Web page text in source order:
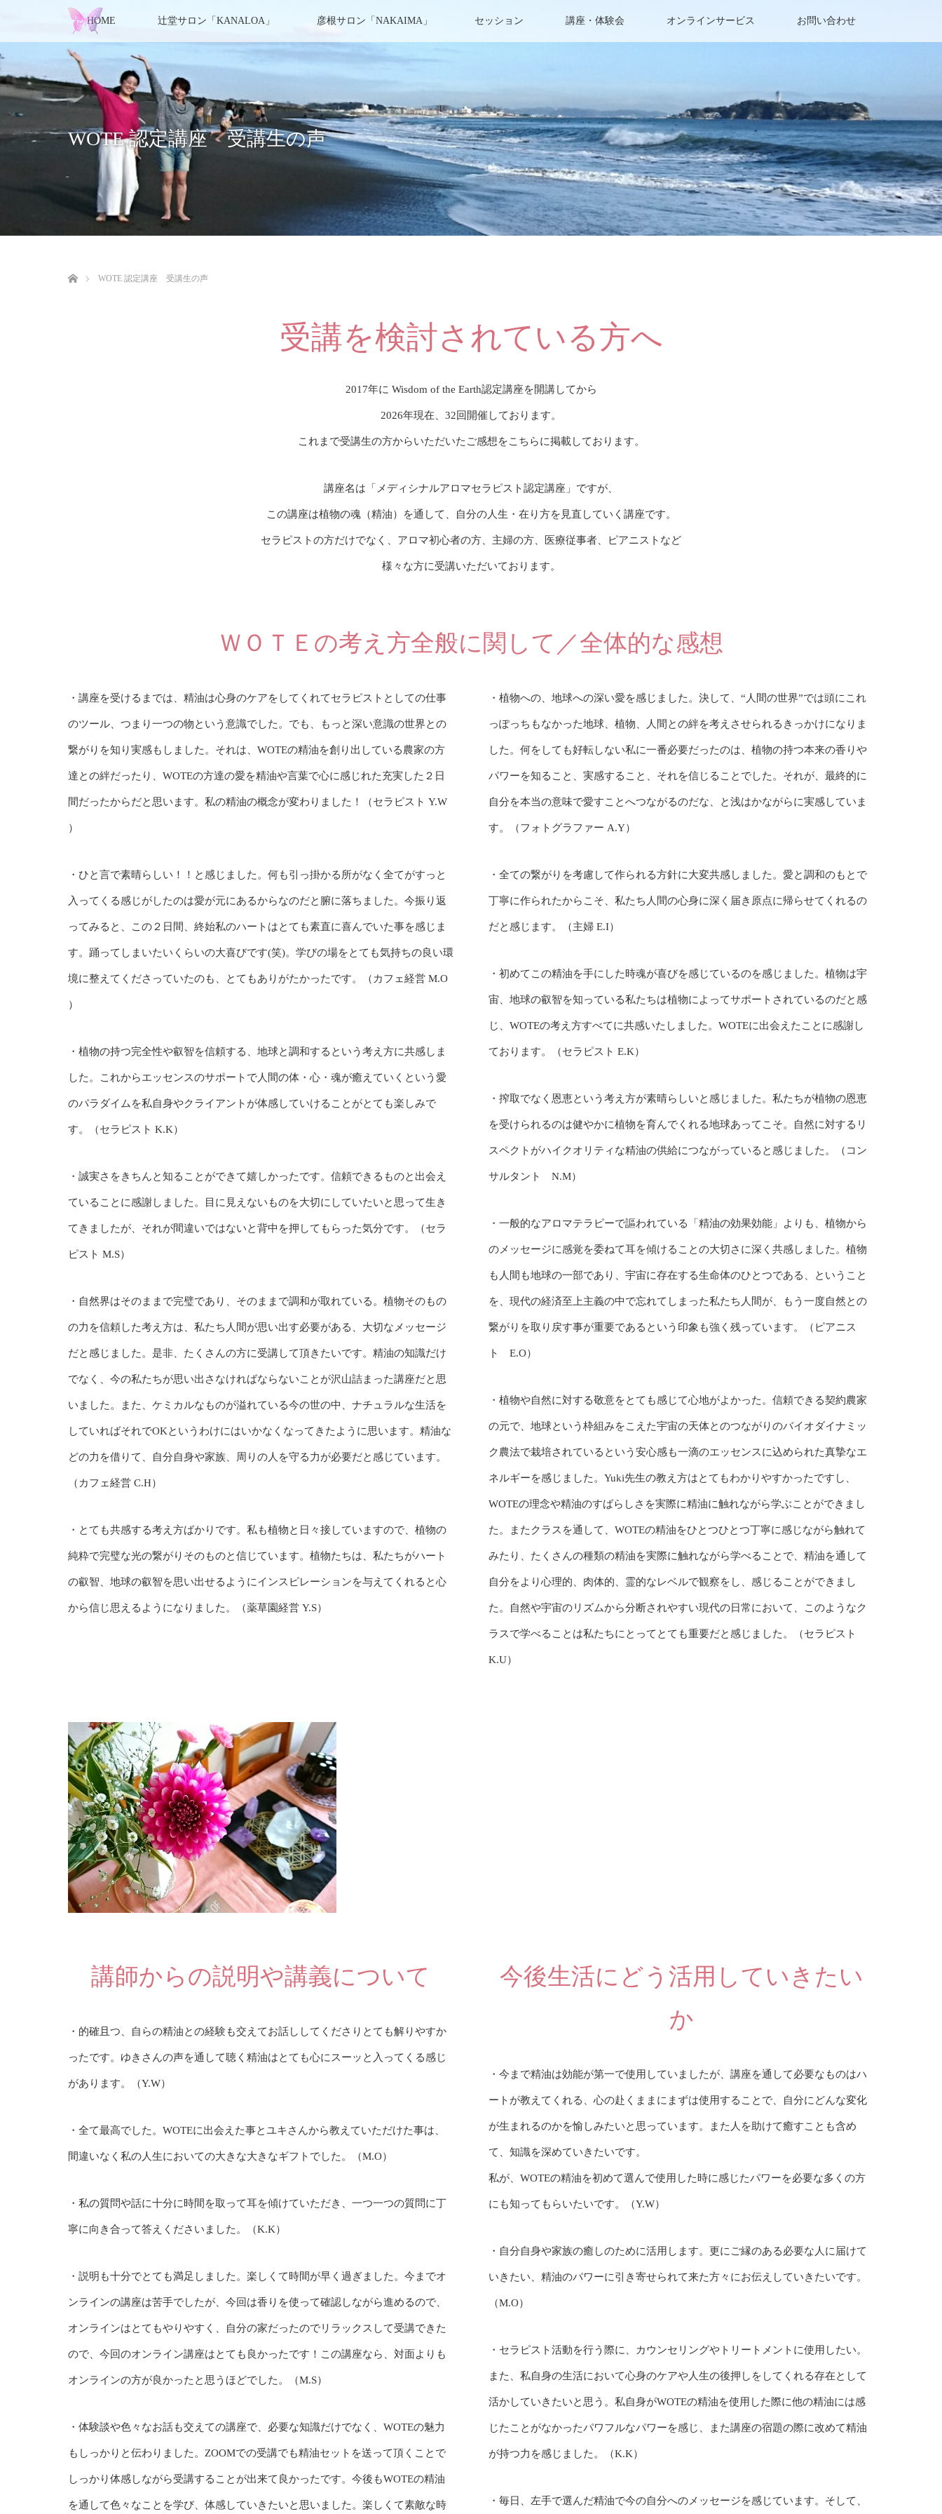
HOME 辻堂サロン「KANALOA」 彦根サロン「NAKAIMA」 セッション 講座・体験会 オンラインサービス お問い合わせ
WOTE 認定講座 受講生の声
WOTE 認定講座 受講生の声
受講を検討されている方へ
2017年に Wisdom of the Earth認定講座を開講してから
2026年現在、32回開催しております。
これまで受講生の方からいただいたご感想をこちらに掲載しております。
講座名は「メディシナルアロマセラピスト認定講座」ですが、
この講座は植物の魂（精油）を通して、自分の人生・在り方を見直していく講座です。
セラピストの方だけでなく、アロマ初心者の方、主婦の方、医療従事者、ピアニストなど
様々な方に受講いただいております。
ＷＯＴＥの考え方全般に関して／全体的な感想
・講座を受けるまでは、精油は心身のケアをしてくれてセラピストとしての仕事
のツール、つまり一つの物という意識でした。でも、もっと深い意識の世界との
繋がりを知り実感もしました。それは、WOTEの精油を創り出している農家の方
達との絆だったり、WOTEの方達の愛を精油や言葉で心に感じれた充実した２日
間だったからだと思います。私の精油の概念が変わりました！（セラピスト Y.W
）
・ひと言で素晴らしい！！と感じました。何も引っ掛かる所がなく全てがすっと
入ってくる感じがしたのは愛が元にあるからなのだと腑に落ちました。今振り返
ってみると、この２日間、終始私のハートはとても素直に喜んでいた事を感じま
す。踊ってしまいたいくらいの大喜びです(笑)。学びの場をとても気持ちの良い環
境に整えてくださっていたのも、とてもありがたかったです。（カフェ経営 M.O
）
・植物の持つ完全性や叡智を信頼する、地球と調和するという考え方に共感しま
した。これからエッセンスのサポートで人間の体・心・魂が癒えていくという愛
のパラダイムを私自身やクライアントが体感していけることがとても楽しみで
す。（セラピスト K.K）
・誠実さをきちんと知ることができて嬉しかったです。信頼できるものと出会え
ていることに感謝しました。目に見えないものを大切にしていたいと思って生き
てきましたが、それが間違いではないと背中を押してもらった気分です。（セラ
ピスト M.S）
・自然界はそのままで完璧であり、そのままで調和が取れている。植物そのもの
の力を信頼した考え方は、私たち人間が思い出す必要がある、大切なメッセージ
だと感じました。是非、たくさんの方に受講して頂きたいです。精油の知識だけ
でなく、今の私たちが思い出さなければならないことが沢山詰まった講座だと思
いました。また、ケミカルなものが溢れている今の世の中、ナチュラルな生活を
していればそれでOKというわけにはいかなくなってきたように思います。精油な
どの力を借りて、自分自身や家族、周りの人を守る力が必要だと感じています。
（カフェ経営 C.H）
・とても共感する考え方ばかりです。私も植物と日々接していますので、植物の
純粋で完璧な光の繋がりそのものと信じています。植物たちは、私たちがハート
の叡智、地球の叡智を思い出せるようにインスピレーションを与えてくれると心
から信じ思えるようになりました。（薬草園経営 Y.S）
・植物への、地球への深い愛を感じました。決して、“人間の世界”では頭にこれ
っぽっちもなかった地球、植物、人間との絆を考えさせられるきっかけになりま
した。何をしても好転しない私に一番必要だったのは、植物の持つ本来の香りや
パワーを知ること、実感すること、それを信じることでした。それが、最終的に
自分を本当の意味で愛すことへつながるのだな、と浅はかながらに実感していま
す。（フォトグラファー A.Y）
・全ての繋がりを考慮して作られる方針に大変共感しました。愛と調和のもとで
丁寧に作られたからこそ、私たち人間の心身に深く届き原点に帰らせてくれるの
だと感じます。（主婦 E.I）
・初めてこの精油を手にした時魂が喜びを感じているのを感じました。植物は宇
宙、地球の叡智を知っている私たちは植物によってサポートされているのだと感
じ、WOTEの考え方すべてに共感いたしました。WOTEに出会えたことに感謝し
ております。（セラピスト E.K）
・搾取でなく恩恵という考え方が素晴らしいと感じました。私たちが植物の恩恵
を受けられるのは健やかに植物を育んでくれる地球あってこそ。自然に対するリ
スペクトがハイクオリティな精油の供給につながっていると感じました。（コン
サルタント N.M）
・一般的なアロマテラピーで謳われている「精油の効果効能」よりも、植物から
のメッセージに感覚を委ねて耳を傾けることの大切さに深く共感しました。植物
も人間も地球の一部であり、宇宙に存在する生命体のひとつである、ということ
を、現代の経済至上主義の中で忘れてしまった私たち人間が、もう一度自然との
繋がりを取り戻す事が重要であるという印象も強く残っています。（ピアニス
ト E.O）
・植物や自然に対する敬意をとても感じて心地がよかった。信頼できる契約農家
の元で、地球という枠組みをこえた宇宙の天体とのつながりのバイオダイナミッ
ク農法で栽培されているという安心感も一滴のエッセンスに込められた真摯なエ
ネルギーを感じました。Yuki先生の教え方はとてもわかりやすかったですし、
WOTEの理念や精油のすばらしさを実際に精油に触れながら学ぶことができまし
た。またクラスを通して、WOTEの精油をひとつひとつ丁寧に感じながら触れて
みたり、たくさんの種類の精油を実際に触れながら学べることで、精油を通して
自分をより心理的、肉体的、霊的なレベルで観察をし、感じることができまし
た。自然や宇宙のリズムから分断されやすい現代の日常において、このようなク
ラスで学べることは私たちにとってとても重要だと感じました。（セラピスト
K.U）
講師からの説明や講義について
・的確且つ、自らの精油との経験も交えてお話ししてくださりとても解りやすか
ったです。ゆきさんの声を通して聴く精油はとても心にスーッと入ってくる感じ
があります。（Y.W）
・全て最高でした。WOTEに出会えた事とユキさんから教えていただけた事は、
間違いなく私の人生においての大きな大きなギフトでした。（M.O）
・私の質問や話に十分に時間を取って耳を傾けていただき、一つ一つの質問に丁
寧に向き合って答えくださいました。（K.K）
・説明も十分でとても満足しました。楽しくて時間が早く過ぎました。今までオ
ンラインの講座は苦手でしたが、今回は香りを使って確認しながら進めるので、
オンラインはとてもやりやすく、自分の家だったのでリラックスして受講できた
ので、今回のオンライン講座はとても良かったです！この講座なら、対面よりも
オンラインの方が良かったと思うほどでした。（M.S）
・体験談や色々なお話も交えての講座で、必要な知識だけでなく、WOTEの魅力
もしっかりと伝わりました。ZOOMでの受講でも精油セットを送って頂くことで
しっかり体感しながら受講することが出来て良かったです。今後もWOTEの精油
を通して色々なことを学び、体感していきたいと思いました。楽しくて素敵な時
今後生活にどう活用していきたい
か
・今まで精油は効能が第一で使用していましたが、講座を通して必要なものはハ
ートが教えてくれる、心の赴くままにまずは使用することで、自分にどんな変化
が生まれるのかを愉しみたいと思っています。また人を助けて癒すことも含め
て、知識を深めていきたいです。
私が、WOTEの精油を初めて選んで使用した時に感じたパワーを必要な多くの方
にも知ってもらいたいです。（Y.W）
・自分自身や家族の癒しのために活用します。更にご縁のある必要な人に届けて
いきたい、精油のパワーに引き寄せられて来た方々にお伝えしていきたいです。
（M.O）
・セラピスト活動を行う際に、カウンセリングやトリートメントに使用したい。
また、私自身の生活において心身のケアや人生の後押しをしてくれる存在として
活かしていきたいと思う。私自身がWOTEの精油を使用した際に他の精油には感
じたことがなかったパワフルなパワーを感じ、また講座の宿題の際に改めて精油
が持つ力を感じました。（K.K）
・毎日、左手で選んだ精油で今の自分へのメッセージを感じています。そして、